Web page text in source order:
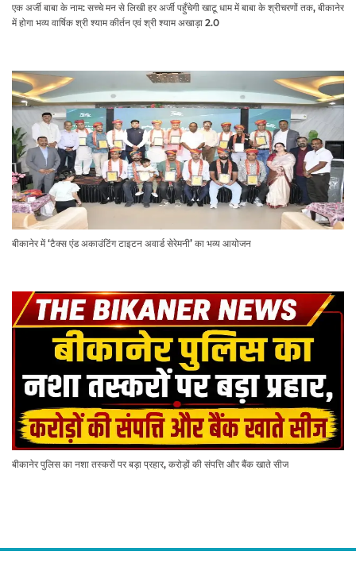
एक अर्जी बाबा के नाम: सच्चे मन से लिखी हर अर्जी पहुँचेगी खाटू धाम में बाबा के श्रीचरणों तक, बीकानेर
में होगा भव्य वार्षिक श्री श्याम कीर्तन एवं श्री श्याम अखाड़ा 2.0
बीकानेर में ‘टैक्स एंड अकाउंटिंग टाइटन अवार्ड सेरेमनी’ का भव्य आयोजन
बीकानेर पुलिस का नशा तस्करों पर बड़ा प्रहार, करोड़ों की संपत्ति और बैंक खाते सीज